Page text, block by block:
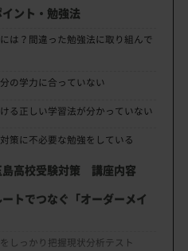
ント・勉強法
は？間違った勉強法に取り組んで
の学力に合っていない
る正しい学習法が分かっていない
策に不必要な勉強をしている
島高校受験対策 講座内容
トでつなぐ「オーダーメイ
しっかり把握現状分析テスト